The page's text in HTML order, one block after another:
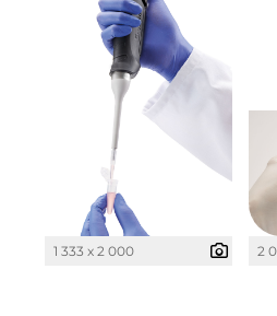
PAULUS
Pembroke
Quartier am Bahnhof
R&S
RE/MAX Germany
Rock Capital Group
1 333 x 2 000 2